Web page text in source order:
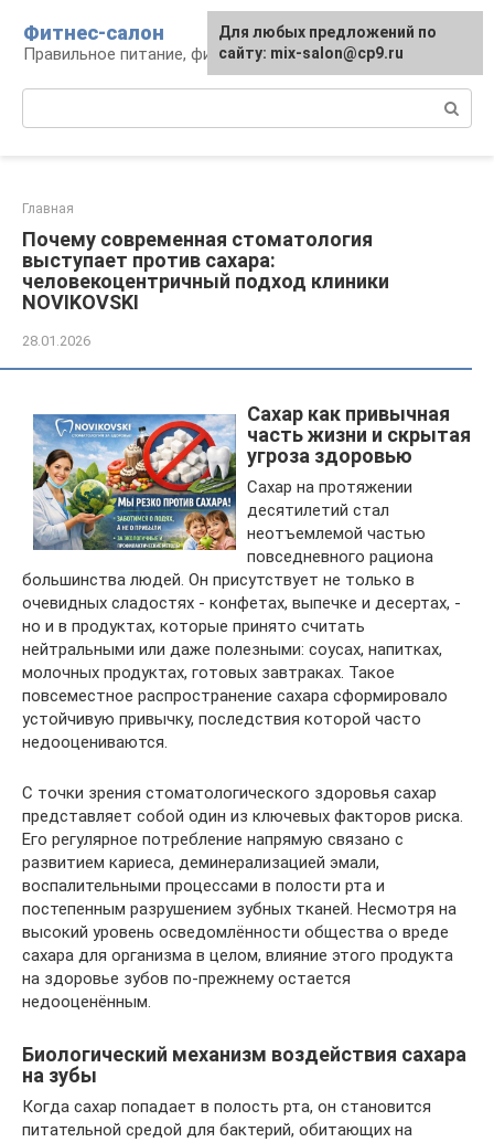
контенту
Фитнес-салон
Правильное питание, фитнес, образ жизни
Главная
Почему современная стоматология
выступает против сахара:
человекоцентричный подход клиники
NOVIKOVSKI
28.01.2026
Сахар как привычная
часть жизни и скрытая
угроза здоровью
Сахар на протяжении
десятилетий стал
неотъемлемой частью
повседневного рациона
большинства людей. Он присутствует не только в
очевидных сладостях - конфетах, выпечке и десертах, -
но и в продуктах, которые принято считать
нейтральными или даже полезными: соусах, напитках,
молочных продуктах, готовых завтраках. Такое
повсеместное распространение сахара сформировало
устойчивую привычку, последствия которой часто
недооцениваются.
С точки зрения стоматологического здоровья сахар
представляет собой один из ключевых факторов риска.
Его регулярное потребление напрямую связано с
развитием кариеса, деминерализацией эмали,
воспалительными процессами в полости рта и
постепенным разрушением зубных тканей. Несмотря на
высокий уровень осведомлённости общества о вреде
сахара для организма в целом, влияние этого продукта
на здоровье зубов по-прежнему остается
недооценённым.
Биологический механизм воздействия сахара
на зубы
Когда сахар попадает в полость рта, он становится
питательной средой для бактерий, обитающих на
Для любых предложений по
сайту: mix-salon@cp9.ru